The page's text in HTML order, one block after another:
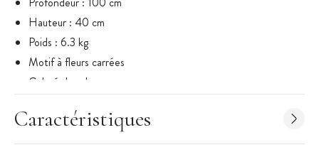
Hauteur : 40 cm
Poids : 6.3 kg
Motif à fleurs carrées
Coloré dans la masse
Traité anti-UV
Patins antidérapants
Caractéristiques